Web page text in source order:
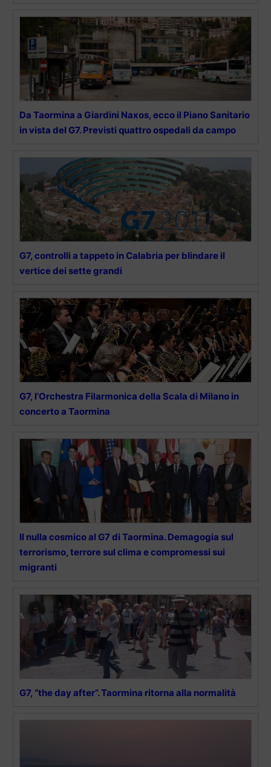
Da Taormina a Giardini Naxos, ecco il Piano Sanitario
in vista del G7. Previsti quattro ospedali da campo
G7, controlli a tappeto in Calabria per blindare il
vertice dei sette grandi
G7, l’Orchestra Filarmonica della Scala di Milano in
concerto a Taormina
Il nulla cosmico al G7 di Taormina. Demagogia sul
terrorismo, terrore sul clima e compromessi sui
migranti
G7, “the day after”. Taormina ritorna alla normalità